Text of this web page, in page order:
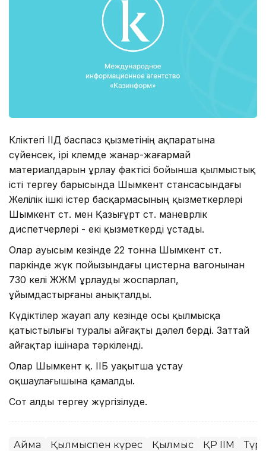
Көліктегі ІІД баспасөз қызметінің ақпаратына
сүйенсек, ірі көлемде жанар-жағармай
материалдарын ұрлау фактісі бойынша қылмыстық
істі тергеу барысында Шымкент стансасындағы
Желілік ішкі істер басқармасының қызметкерлері
Шымкент ст. мен Қазығұрт ст. маневрлік
диспетчерлері - екі қызметкерді ұстады.
Олар ауысым кезінде 22 тонна Шымкент ст.
паркінде жүк пойызындағы цистерна вагонынан
730 келі ЖЖМ ұрлауды жоспарлап,
ұйымдастырғаны анықталды.
Күдіктілер жауап алу кезінде осы қылмысқа
қатыстылығы туралы айғақты дәлел берді. Заттай
айғақтар ішінара тәркіленді.
Олар Шымкент қ. ІІБ уақытша ұстау
оқшаулағышына қамалды.
Сот алды тергеу жүргізілуде.
Аймақ Қылмыспен күрес Қылмыс ҚР ІІМ